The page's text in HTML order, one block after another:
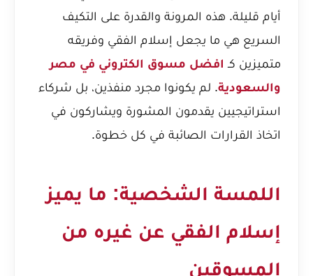
أيام قليلة. هذه المرونة والقدرة على التكيف
السريع هي ما يجعل إسلام الفقي وفريقه
متميزين كـ افضل مسوق الكتروني في مصر
والسعودية. لم يكونوا مجرد منفذين، بل شركاء
استراتيجيين يقدمون المشورة ويشاركون في
اتخاذ القرارات الصائبة في كل خطوة.
اللمسة الشخصية: ما يميز
إسلام الفقي عن غيره من
المسوقين